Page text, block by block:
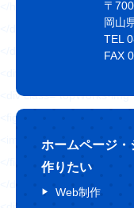
〒
岡山
TEL
FAX
ホームページ・
作りたい
Web制作
<div class="topWorks-
<figure>
<img src="https://
</figure>